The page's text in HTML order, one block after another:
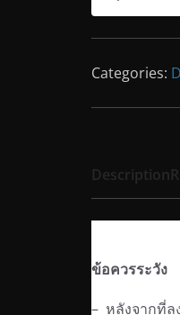
Categories:
Description
ข้อควรระวัง
– หลังจากที่ล